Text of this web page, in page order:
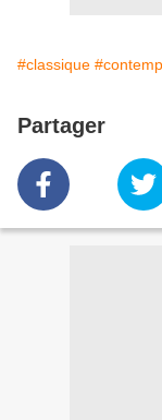
#classique
Partager